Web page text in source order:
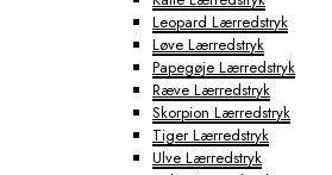
Leopard Lærredstryk
Løve Lærredstryk
Papegøje Lærredstryk
Ræve Lærredstryk
Skorpion Lærredstryk
Tiger Lærredstryk
Ulve Lærredstryk